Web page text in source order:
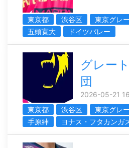
東京都 渋谷区
東京グレ
五頭寛大
ドイツバレー
グレー
団
2026-05-21
東京都
渋谷区
東京グレ
手原紳
ヨナス・フタカンガ